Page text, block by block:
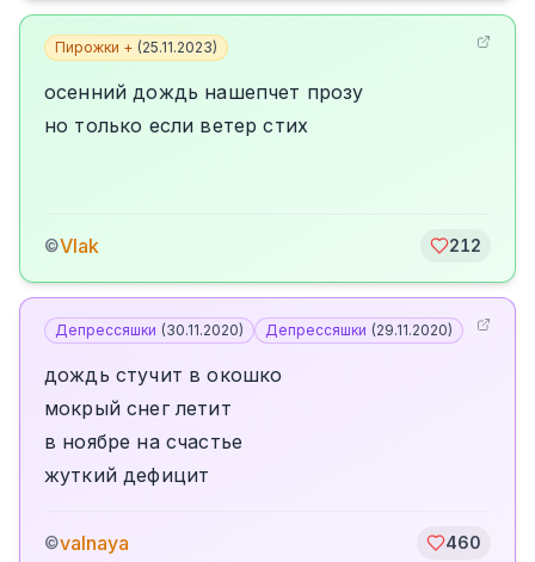
Пирожки + (25.11.2023)
осенний дождь нашепчет прозу
но только если ветер стих
©Vlak 212
Депрессяшки (30.11.2020) Депрессяшки (29.11.2020)
дождь стучит в окошко
мокрый снег летит
в ноябре на счастье
жуткий дефицит
©valnaya 460